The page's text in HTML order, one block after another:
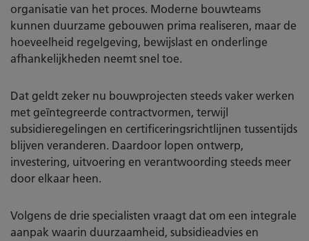
organisatie van het proces. Moderne bouwteams
kunnen duurzame gebouwen prima realiseren, maar de
hoeveelheid regelgeving, bewijslast en onderlinge
afhankelijkheden neemt snel toe.
Dat geldt zeker nu bouwprojecten steeds vaker werken
met geïntegreerde contractvormen, terwijl
subsidieregelingen en certificeringsrichtlijnen tussentijds
blijven veranderen. Daardoor lopen ontwerp,
investering, uitvoering en verantwoording steeds meer
door elkaar heen.
Volgens de drie specialisten vraagt dat om een integrale
aanpak waarin duurzaamheid, subsidieadvies en